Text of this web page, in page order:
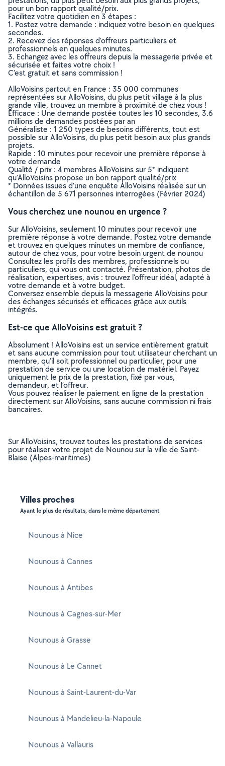
pour un bon rapport qualité/prix.
Facilitez votre quotidien en 3 étapes :
1. Postez votre demande : indiquez votre besoin en quelques
secondes.
2. Recevez des réponses d’offreurs particuliers et
professionnels en quelques minutes.
3. Echangez avec les offreurs depuis la messagerie privée et
sécurisée et faites votre choix !
C’est gratuit et sans commission !
AlloVoisins partout en France : 35 000 communes
représentées sur AlloVoisins, du plus petit village à la plus
grande ville, trouvez un membre à proximité de chez vous !
Efficace : Une demande postée toutes les 10 secondes, 3.6
millions de demandes postées par an
Généraliste : 1 250 types de besoins différents, tout est
possible sur AlloVoisins, du plus petit besoin aux plus grands
projets.
Rapide : 10 minutes pour recevoir une première réponse à
votre demande
Qualité / prix : 4 membres AlloVoisins sur 5* indiquent
qu’AlloVoisins propose un bon rapport qualité/prix
* Données issues d’une enquête AlloVoisins réalisée sur un
échantillon de 5 671 personnes interrogées (Février 2024)
Vous cherchez une nounou en urgence ?
Sur AlloVoisins, seulement 10 minutes pour recevoir une
première réponse à votre demande. Postez votre demande
et trouvez en quelques minutes un membre de confiance,
autour de chez vous, pour votre besoin urgent de nounou
Consultez les profils des membres, professionnels ou
particuliers, qui vous ont contacté. Présentation, photos de
réalisation, expertises, avis : trouvez l'offreur idéal, adapté à
votre demande et à votre budget.
Conversez ensemble depuis la messagerie AlloVoisins pour
des échanges sécurisés et efficaces grâce aux outils
intégrés.
Est-ce que AlloVoisins est gratuit ?
Absolument ! AlloVoisins est un service entièrement gratuit
et sans aucune commission pour tout utilisateur cherchant un
membre, qu’il soit professionnel ou particulier, pour une
prestation de service ou une location de matériel. Payez
uniquement le prix de la prestation, fixé par vous,
demandeur, et l’offreur.
Vous pouvez réaliser le paiement en ligne de la prestation
directement sur AlloVoisins, sans aucune commission ni frais
bancaires.
Sur AlloVoisins, trouvez toutes les prestations de services
pour réaliser votre projet de Nounou sur la ville de Saint-
Blaise (Alpes-maritimes)
Villes proches
Ayant le plus de résultats, dans le même département
Nounous à Nice
Nounous à Cannes
Nounous à Antibes
Nounous à Cagnes-sur-Mer
Nounous à Grasse
Nounous à Le Cannet
Nounous à Saint-Laurent-du-Var
Nounous à Mandelieu-la-Napoule
Nounous à Vallauris